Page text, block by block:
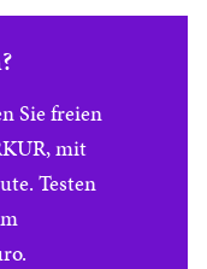
Sie freien
mit
Testen